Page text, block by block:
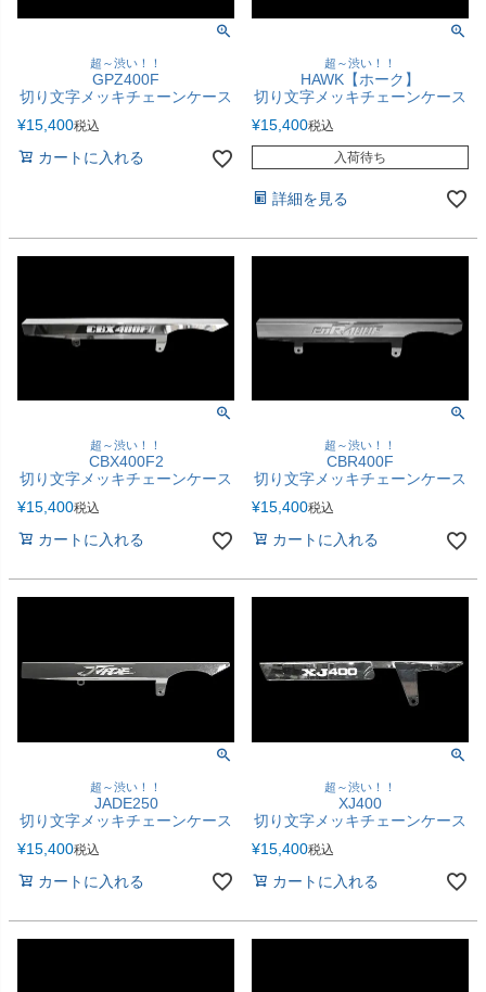
超～渋い！！
GPZ400F
切り文字メッキチェーンケース
¥15,400税込
カートに入れる
超～渋い！！
HAWK【ホーク】
切り文字メッキチェーンケース
¥15,400税込
入荷待ち
詳細を見る
超～渋い！！
CBX400F2
切り文字メッキチェーンケース
¥15,400税込
カートに入れる
超～渋い！！
CBR400F
切り文字メッキチェーンケース
¥15,400税込
カートに入れる
超～渋い！！
JADE250
切り文字メッキチェーンケース
¥15,400税込
カートに入れる
超～渋い！！
XJ400
切り文字メッキチェーンケース
¥15,400税込
カートに入れる